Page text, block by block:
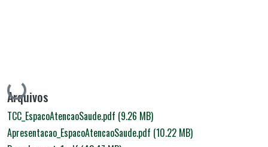
Carregando...
Arquivos
TCC_EspacoAtencaoSaude.pdf (9.26 MB)
Apresentacao_EspacoAtencaoSaude.pdf (10.22 MB)